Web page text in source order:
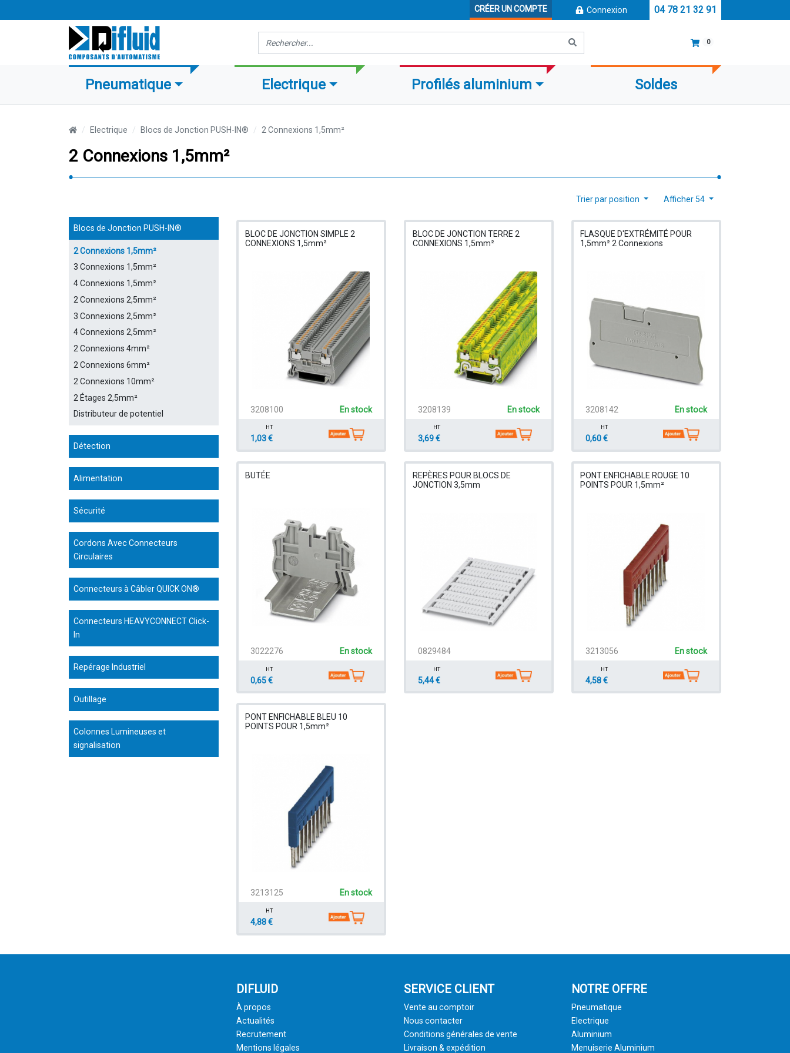
CRÉER UN COMPTE Connexion 04 78 21 32 91
Recherche 0
Pneumatique Electrique Profilés aluminium Soldes
Electrique Blocs de Jonction PUSH-IN® 2 Connexions 1,5mm²
2 Connexions 1,5mm²
Blocs de Jonction PUSH-IN®
2 Connexions 1,5mm²
3 Connexions 1,5mm²
4 Connexions 1,5mm²
2 Connexions 2,5mm²
3 Connexions 2,5mm²
4 Connexions 2,5mm²
2 Connexions 4mm²
2 Connexions 6mm²
2 Connexions 10mm²
2 Étages 2,5mm²
Distributeur de potentiel
Détection
Alimentation
Sécurité
Cordons Avec Connecteurs
Circulaires
Connecteurs à Câbler QUICK ON®
Connecteurs HEAVYCONNECT Click-
In
Repérage Industriel
Outillage
Colonnes Lumineuses et
signalisation
Afficher 54
Trier par position
BLOC DE JONCTION SIMPLE 2
CONNEXIONS 1,5mm²
3208100 En stock
HT
1,03 €
BLOC DE JONCTION TERRE 2
CONNEXIONS 1,5mm²
3208139 En stock
HT
3,69 €
FLASQUE D'EXTRÉMITÉ POUR
1,5mm² 2 Connexions
3208142 En stock
HT
0,60 €
BUTÉE
3022276 En stock
HT
0,65 €
REPÈRES POUR BLOCS DE
JONCTION 3,5mm
0829484
HT
5,44 €
PONT ENFICHABLE ROUGE 10
POINTS POUR 1,5mm²
3213056 En stock
HT
4,58 €
PONT ENFICHABLE BLEU 10
POINTS POUR 1,5mm²
3213125 En stock
HT
4,88 €
DIFLUID
À propos
Actualités
Recrutement
Mentions légales
SERVICE CLIENT
Vente au comptoir
Nous contacter
Conditions générales de vente
Livraison & expédition
NOTRE OFFRE
Pneumatique
Electrique
Aluminium
Menuiserie Aluminium